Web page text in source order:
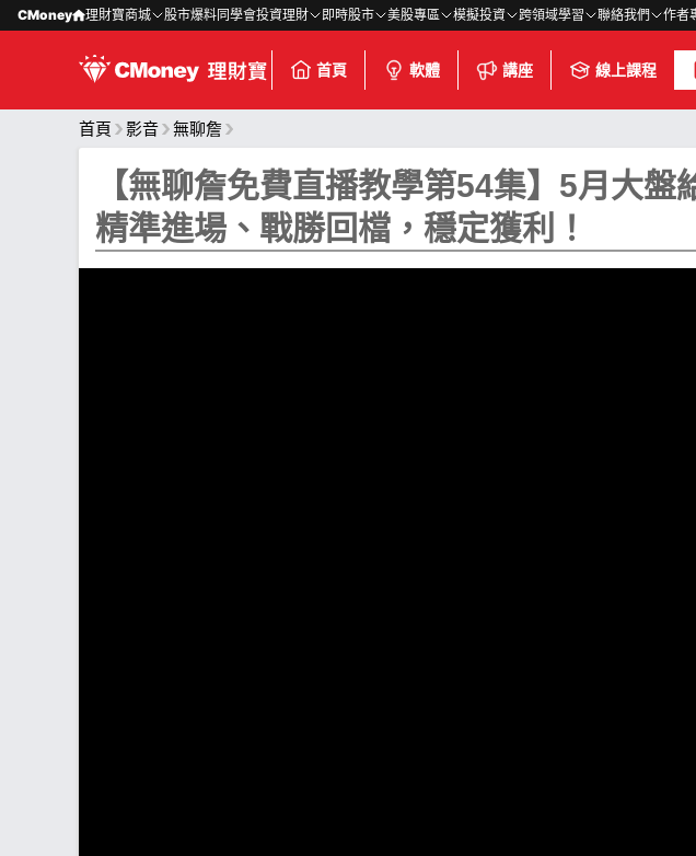
CMoney 理財寶商城 股市爆料同學會投資理財 即時股市 美股專區 模擬投資 跨領域學習 聯絡我們 作者
首頁 軟體 講座 線上課程
首頁 影音 無聊詹
【無聊詹免費直播教學第54集】5月大
精準進場、戰勝回檔，穩定獲利！